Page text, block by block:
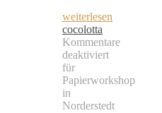
weiterlesen
cocolotta
Kommentare
deaktiviert
für
Papierworkshop
in
Norderstedt